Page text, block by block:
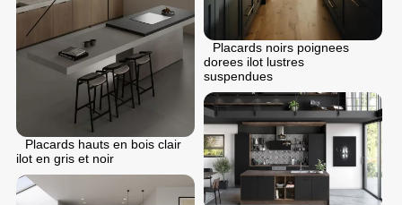
Placards noirs poignees
dorees ilot lustres
suspendues
Placards hauts en bois clair
ilot en gris et noir